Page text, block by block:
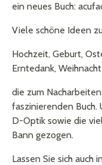
ein neues Buch:
Viele schöne Ideen
Hochzeit, Geburt,
Erntedank,
die zum
faszinierenden Buch.
D-Optik sowie die
Bann gezogen.
Lassen Sie sich auch